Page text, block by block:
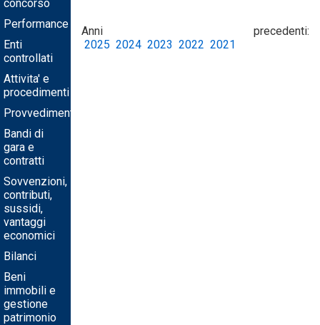
concorso
Performance
Enti
controllati
Attivita' e
procedimenti
Provvedimenti
Bandi di
gara e
contratti
Sovvenzioni,
contributi,
sussidi,
vantaggi
economici
Bilanci
Beni
immobili e
gestione
patrimonio
Anni precedenti:
2025 2024 2023 2022 2021